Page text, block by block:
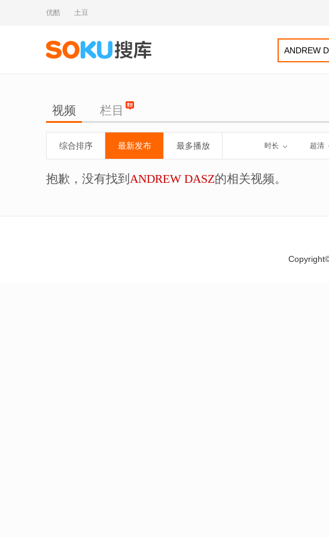
优酷 土豆
视频 栏目
综合排序 最新发布 最多播放 时长 超清
抱歉，没有找到 ANDREW DASZ的相关视频。